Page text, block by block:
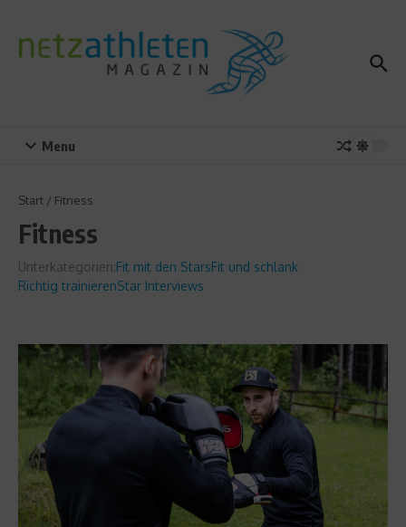
Menu
Start / Fitness
Fitness
Unterkategorien:Fit mit den StarsFit und schlank
Richtig trainierenStar Interviews